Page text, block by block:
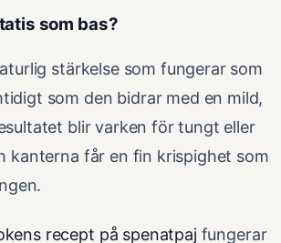
som bas?
stärkelse som fungerar som
som den bidrar med en mild,
blir varken för tungt eller
kanterna får en fin krispighet som
recept på spenatpaj fungerar